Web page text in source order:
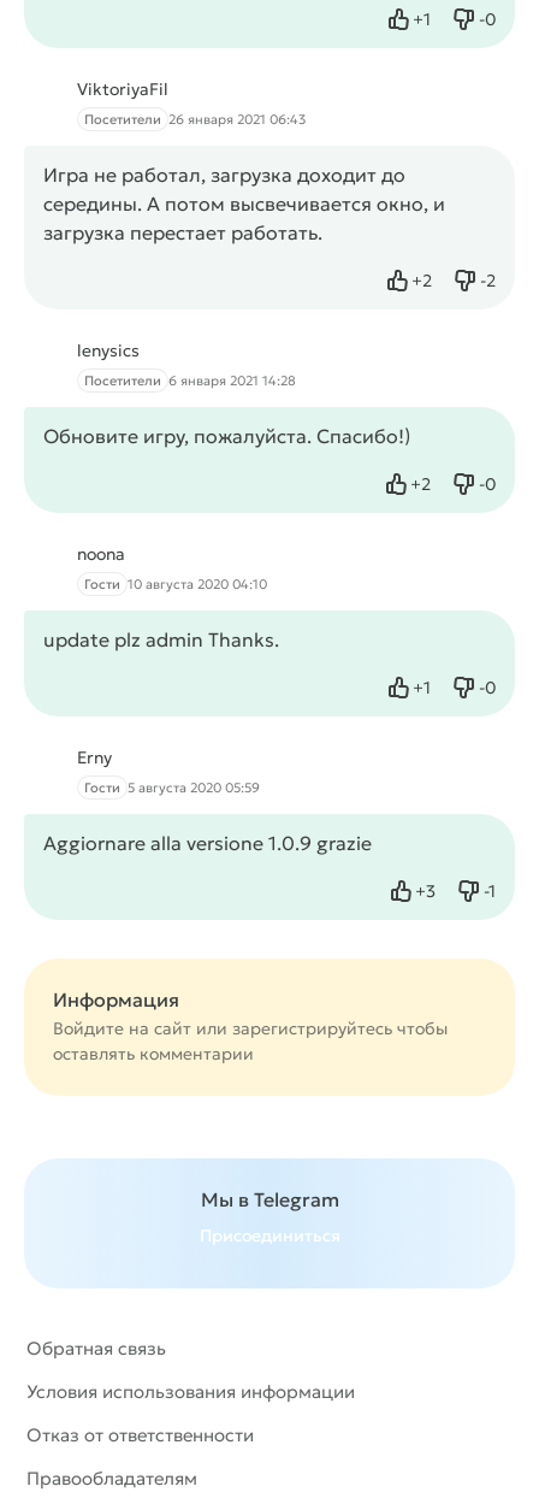
+1
Нравится -0
Не
ViktoriyaFil
Посетители 26 января 2021 06:43
Игра не работал, загрузка доходит до
середины. А потом высвечивается окно, и
загрузка перестает работать.
+2
Нравится -2
Не
lenysics
Посетители 6 января 2021 14:28
Обновите игру, пожалуйста. Спасибо!)
+2
Нравится -0
Не
noona
Гости 10 августа 2020 04:10
update plz admin Thanks.
+1
Нравится -0
Не
Erny
Гости 5 августа 2020 05:59
Aggiornare alla versione 1.0.9 grazie
+3
Нравится -1
Не
Информация
Войдите на сайт или зарегистрируйтесь чтобы
оставлять комментарии
Мы в Telegram
Присоединиться
Обратная связь
Условия использования информации
Отказ от ответственности
Правообладателям